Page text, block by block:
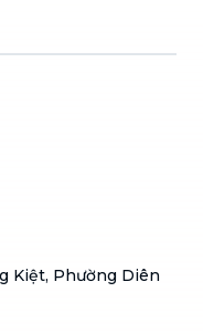
Kiệt, Phường Diên